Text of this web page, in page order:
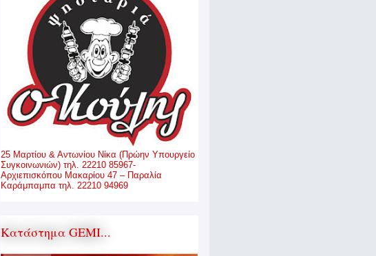
25 Μαρτίου & Αντωνίου Νίκα (Πρώην Υπουργείο
Συγκοινωνιών) τηλ. 22210 85967-
Αρχιεπισκόπου Μακαρίου 47 – Παραλία
Καράμπαμπα τηλ. 22210 94969
Κατάστημα GEMI...